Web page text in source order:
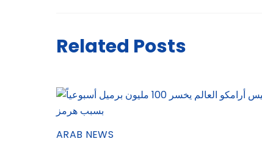
Related Posts
ARAB NEWS